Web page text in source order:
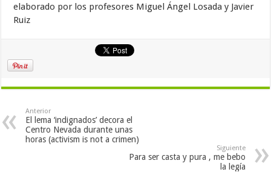
elaborado por los profesores Miguel Ángel Losada y Javier
Ruiz
Anterior
El lema ‘indignados’ decora el
Centro Nevada durante unas
horas (activism is not a crimen)
Siguiente
Para ser casta y pura , me bebo
la legía